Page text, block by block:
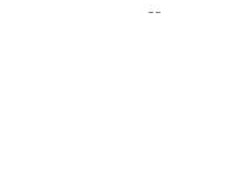
--